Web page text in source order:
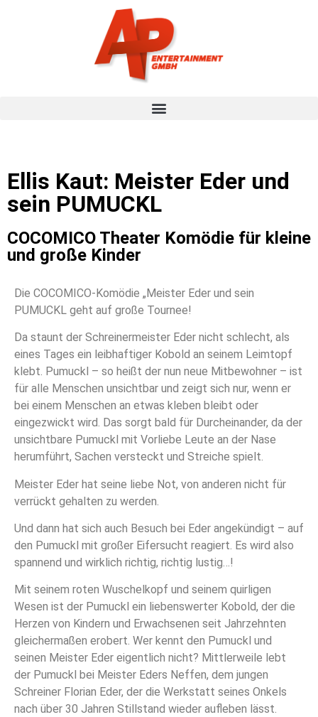
Ellis Kaut: Meister Eder und
sein PUMUCKL
COCOMICO Theater Komödie für kleine
und große Kinder
Die COCOMICO-Komödie „Meister Eder und sein
PUMUCKL geht auf große Tournee!
Da staunt der Schreinermeister Eder nicht schlecht, als
eines Tages ein leibhaftiger Kobold an seinem Leimtopf
klebt. Pumuckl – so heißt der nun neue Mitbewohner – ist
für alle Menschen unsichtbar und zeigt sich nur, wenn er
bei einem Menschen an etwas kleben bleibt oder
eingezwickt wird. Das sorgt bald für Durcheinander, da der
unsichtbare Pumuckl mit Vorliebe Leute an der Nase
herumführt, Sachen versteckt und Streiche spielt.
Meister Eder hat seine liebe Not, von anderen nicht für
verrückt gehalten zu werden.
Und dann hat sich auch Besuch bei Eder angekündigt – auf
den Pumuckl mit großer Eifersucht reagiert. Es wird also
spannend und wirklich richtig, richtig lustig…!
Mit seinem roten Wuschelkopf und seinem quirligen
Wesen ist der Pumuckl ein liebenswerter Kobold, der die
Herzen von Kindern und Erwachsenen seit Jahrzehnten
gleichermaßen erobert. Wer kennt den Pumuckl und
seinen Meister Eder eigentlich nicht? Mittlerweile lebt
der Pumuckl bei Meister Eders Neffen, dem jungen
Schreiner Florian Eder, der die Werkstatt seines Onkels
nach über 30 Jahren Stillstand wieder aufleben lässt.